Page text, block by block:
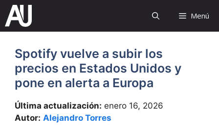
Saltar
contenido
Menú
Spotify vuelve a subir los
precios en Estados Unidos y
pone en alerta a Europa
Última actualización: enero 16, 2026
Autor: Alejandro Torres